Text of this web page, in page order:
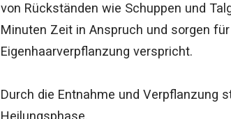
von Rückständen wie Schuppen und
Minuten Zeit in Anspruch und sorgen
Eigenhaarverpflanzung verspricht.
Durch die Entnahme und Verpflanzung
Heilungsphase.